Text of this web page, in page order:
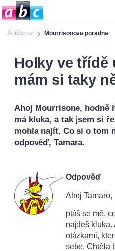
Ábíčko.cz Mourrisonova poradna
Holky ve třídě
mám si taky
Ahoj Mourrisone, hodně
má kluka, a tak jsem si
mohla najít. Co si o tom
odpověď, Tamara.
Odpověď
Ahoj Tamaro,
ptáš se mě,
najdeš kluka.
otázkami,
sebe. Chtěla